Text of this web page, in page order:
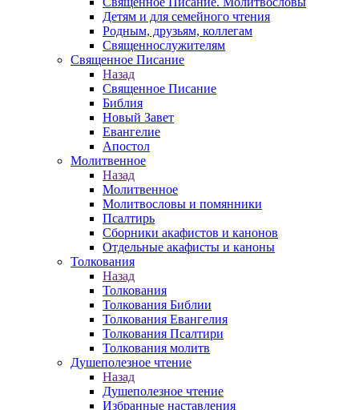
Детям и для семейного чтения
Родным, друзьям, коллегам
Священнослужителям
Священное Писание
Назад
Священное Писание
Библия
Новый Завет
Евангелие
Апостол
Молитвенное
Назад
Молитвенное
Молитвословы и помянники
Псалтирь
Сборники акафистов и канонов
Отдельные акафисты и каноны
Толкования
Назад
Толкования
Толкования Библии
Толкования Евангелия
Толкования Псалтири
Толкования молитв
Душеполезное чтение
Назад
Душеполезное чтение
Избранные наставления